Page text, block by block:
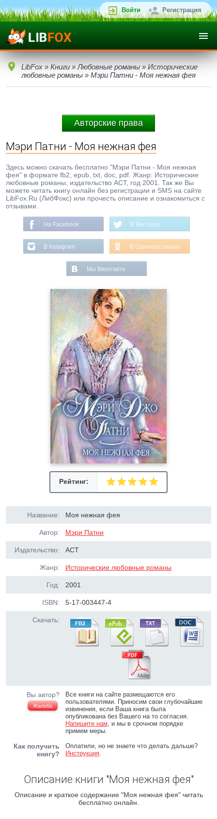
Войти Регистрация
LibFox » Книги » Любовные романы » Исторические
любовные романы » Мэри Патни - Моя нежная фея
Авторские права
Мэри Патни - Моя нежная фея
Здесь можно скачать бесплатно "Мэри Патни - Моя нежная
фея" в формате fb2, epub, txt, doc, pdf. Жанр: Исторические
любовные романы, издательство АСТ, год 2001. Так же Вы
можете читать книгу онлайн без регистрации и SMS на сайте
LibFox.Ru (ЛибФокс) или прочесть описание и ознакомиться с
отзывами.
На Facebook В Твиттере
В Instagram В Одноклассниках
Мы Вконтакте
Рейтинг:
Название: Моя нежная фея
Автор: Мэри Патни
Издательство: АСТ
Жанр: Исторические любовные романы
Год: 2001
ISBN: 5-17-003447-4
Скачать:
Вы автор?
Жалоба
Все книги на сайте размещаются его
пользователями. Приносим свои глубочайшие
извинения, если Ваша книга была
опубликована без Вашего на то согласия.
Напишите нам, и мы в срочном порядке
примем меры.
Как получить
книгу?
Оплатили, но не знаете что делать дальше?
Инструкция.
Описание книги "Моя нежная фея"
Описание и краткое содержание "Моя нежная фея" читать
бесплатно онлайн.